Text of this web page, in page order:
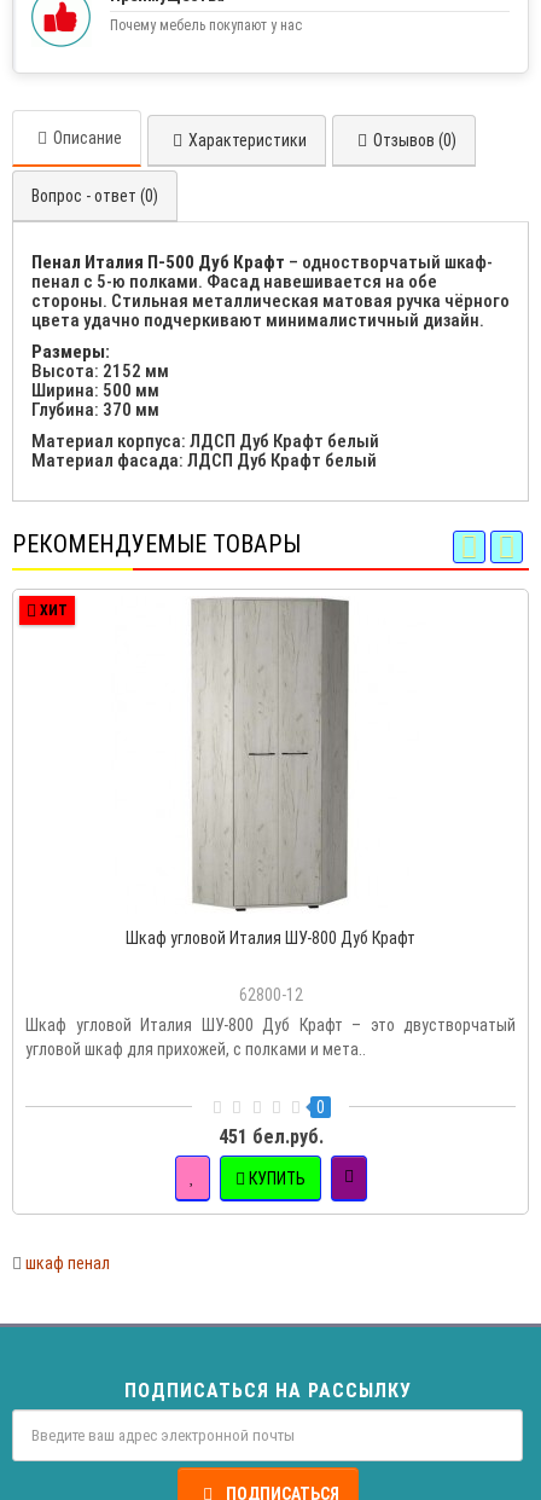
Почему мебель покупают у нас
Описание Характеристики Отзывов (0)
Вопрос - ответ (0)
Пенал Италия П-500 Дуб Крафт – одностворчатый шкаф-
пенал с 5-ю полками. Фасад навешивается на обе
стороны. Стильная металлическая матовая ручка чёрного
цвета удачно подчеркивают минималистичный дизайн.
Размеры:
Высота: 2152 мм
Ширина: 500 мм
Глубина: 370 мм
Материал корпуса: ЛДСП Дуб Крафт белый
Материал фасада: ЛДСП Дуб Крафт белый
РЕКОМЕНДУЕМЫЕ ТОВАРЫ
ХИТ
Шкаф угловой Италия ШУ-800 Дуб Крафт
62800-12
Шкаф угловой Италия ШУ-800 Дуб Крафт – это двустворчатый
угловой шкаф для прихожей, с полками и мета..
0
451 бел.руб.
КУПИТЬ
шкаф пенал
ПОДПИСАТЬСЯ НА РАССЫЛКУ
ПОДПИСАТЬСЯ